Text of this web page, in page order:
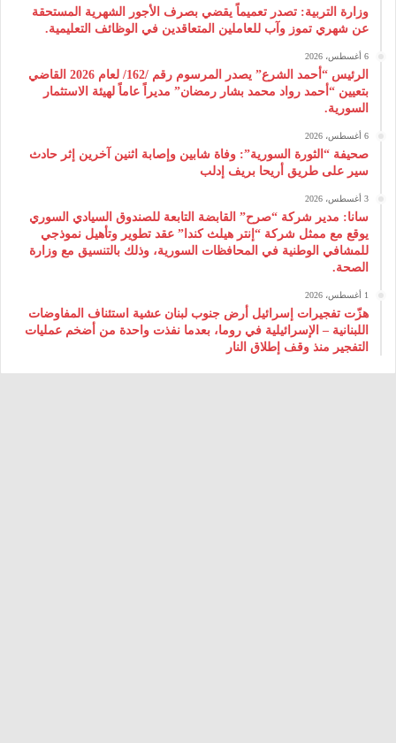
وزارة التربية: تصدر تعميماً يقضي بصرف الأجور الشهرية المستحقة
عن شهري تموز وآب للعاملين المتعاقدين في الوظائف التعليمية.
6 أغسطس، 2026
الرئيس “أحمد الشرع” يصدر المرسوم رقم /162/ لعام 2026 ‌القاضي
بتعيين “أحمد رواد محمد بشار رمضان” مديراً عاماً لهيئة ‌الاستثمار
السورية.
6 أغسطس، 2026
صحيفة “الثورة السورية”: وفاة شابين وإصابة اثنين آخرين إثر حادث
سير على طريق أريحا بريف إدلب
3 أغسطس، 2026
سانا: مدير شركة “صرح” القابضة التابعة للصندوق السيادي السوري
يوقع مع ممثل شركة “إنتر هيلث كندا” عقد تطوير وتأهيل نموذجي
للمشافي الوطنية في المحافظات السورية، وذلك بالتنسيق مع وزارة
الصحة.
1 أغسطس، 2026
هزّت تفجيرات إسرائيل أرض جنوب لبنان عشية استئناف المفاوضات
اللبنانية – الإسرائيلية في روما، بعدما نفذت واحدة من أضخم عمليات
التفجير منذ وقف إطلاق النار